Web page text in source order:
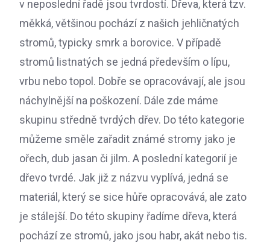
v neposlední řadě jsou tvrdostí. Dřeva, která tzv.
měkká, většinou pochází z našich jehličnatých
stromů, typicky smrk a borovice. V případě
stromů listnatých se jedná především o lípu,
vrbu nebo topol. Dobře se opracovávají, ale jsou
náchylnější na poškození. Dále zde máme
skupinu středně tvrdých dřev. Do této kategorie
můžeme směle zařadit známé stromy jako je
ořech, dub jasan či jilm. A poslední kategorií je
dřevo tvrdé. Jak již z názvu vyplívá, jedná se
materiál, který se sice hůře opracovává, ale zato
je stálejší. Do této skupiny řadíme dřeva, která
pochází ze stromů, jako jsou habr, akát nebo tis.